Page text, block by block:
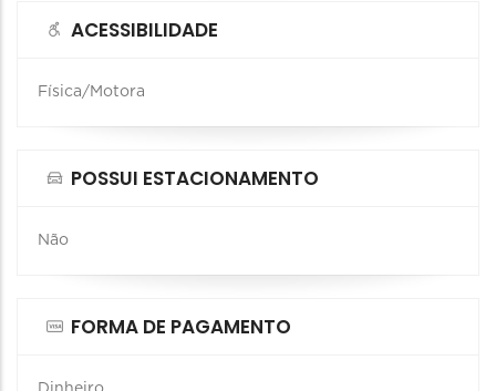
ACESSIBILIDADE
Física/Motora
POSSUI ESTACIONAMENTO
Não
FORMA DE PAGAMENTO